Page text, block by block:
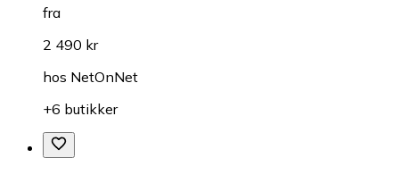
fra
2 490 kr
hos NetOnNet
+6 butikker